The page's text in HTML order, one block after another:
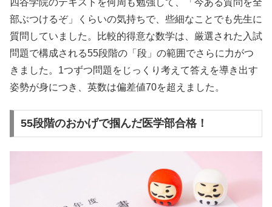
四谷学院のテキストを何周も勉強して、「今ある質問を全
部ぶつけるぞ」くらいの気持ちで、些細なことでも先生に
質問していました。比較的得意な数学は、厳選された入試
問題で構成される55段階の「段」の範囲でさらに力がつ
きました。1つずつ問題をじっくり考えて答えを導き出す
姿勢が身につき、英数は偏差値70を超えました。
55段階のおかげで掴んだ医学部合格！